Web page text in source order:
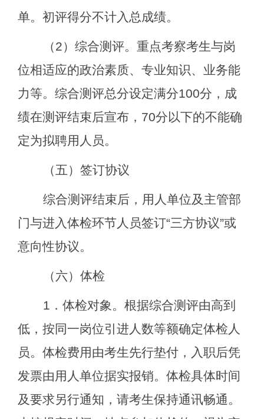
单。初评得分不计入总成绩。
（2）综合测评。重点考察考生与岗
位相适应的政治素质、专业知识、业务能
力等。综合测评总分设定满分100分，成
绩在测评结束后宣布， 70分以下的不能确
定为拟聘用人员。
（五）签订协议
综合测评结束后，用人单位及主管部
门与进入体检环节人员签订“三方协议”或
意向性协议。
（六）体检
1 ．体检对象。根据综合测评由高到
低，按同一岗位引进人数等额确定体检人
员。体检费用由考生先行垫付，入职后凭
发票由用人单位据实报销。体检具体时间
及要求另行通知，请考生保持通讯畅通。